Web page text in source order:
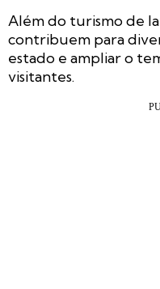
Além do turismo de
contribuem para
estado e ampliar o
visitantes.